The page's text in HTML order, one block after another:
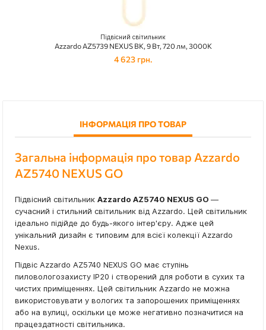
Підвісний світильник
Azzardo AZ5739 NEXUS BK, 9 Вт, 720 лм, 3000К
4 623 грн.
ІНФОРМАЦІЯ ПРО ТОВАР
Загальна інформація про товар Azzardo
AZ5740 NEXUS GO
Підвісний світильник Azzardo AZ5740 NEXUS GO —
сучасний і стильний світильник від Azzardo. Цей світильник
ідеально підійде до будь-якого інтер'єру. Адже цей
унікальний дизайн є типовим для всієї колекції Azzardo
Nexus.
Підвіс Azzardo AZ5740 NEXUS GO має ступінь
пиловологозахисту IP20 і створений для роботи в сухих та
чистих приміщеннях. Цей світильник Azzardo не можна
використовувати у вологих та запорошених приміщеннях
або на вулиці, оскільки це може негативно позначитися на
працездатності світильника.